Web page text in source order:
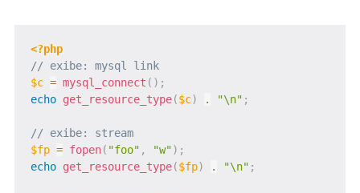
<?php
// exibe: mysql link
$c = mysql_connect ( ) ;
echo get_resource_type($c) . "\n" ;
// exibe: stream
$fp = fopen( "foo" , "w") ;
echo get_resource_type($fp) . "\n" ;